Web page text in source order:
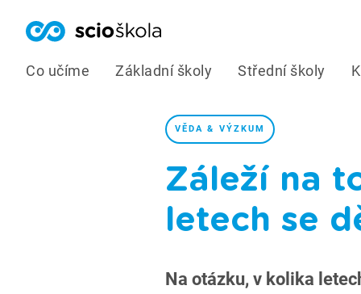
Co učíme Základní školy Střední školy
VĚDA & VÝZKUM
Záleží na
letech se
Na otázku, v kolika